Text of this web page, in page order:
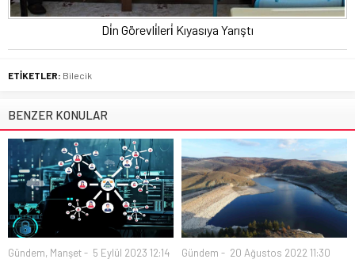
Di̇n Görevli̇leri̇ Kıyasıya Yarıştı
ETİKETLER: Bilecik
BENZER KONULAR
Gündem, Manşet 5 Eylül 2023 12:14 Gündem 20 Ağustos 2022 11:30